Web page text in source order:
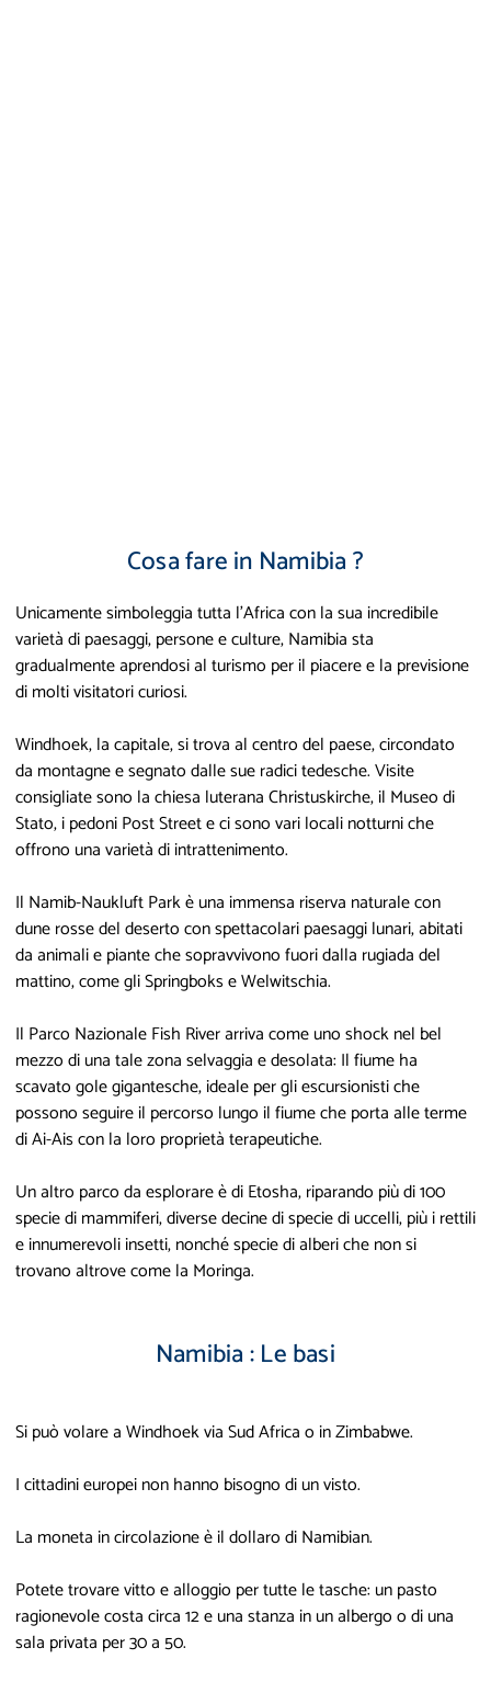
Cosa fare in Namibia ?
Unicamente simboleggia tutta l'Africa con la sua incredibile
varietà di paesaggi, persone e culture, Namibia sta
gradualmente aprendosi al turismo per il piacere e la previsione
di molti visitatori curiosi.
Windhoek, la capitale, si trova al centro del paese, circondato
da montagne e segnato dalle sue radici tedesche. Visite
consigliate sono la chiesa luterana Christuskirche, il Museo di
Stato, i pedoni Post Street e ci sono vari locali notturni che
offrono una varietà di intrattenimento.
Il Namib-Naukluft Park è una immensa riserva naturale con
dune rosse del deserto con spettacolari paesaggi lunari, abitati
da animali e piante che sopravvivono fuori dalla rugiada del
mattino, come gli Springboks e Welwitschia.
Il Parco Nazionale Fish River arriva come uno shock nel bel
mezzo di una tale zona selvaggia e desolata: Il fiume ha
scavato gole gigantesche, ideale per gli escursionisti che
possono seguire il percorso lungo il fiume che porta alle terme
di Ai-Ais con la loro proprietà terapeutiche.
Un altro parco da esplorare è di Etosha, riparando più di 100
specie di mammiferi, diverse decine di specie di uccelli, più i rettili
e innumerevoli insetti, nonché specie di alberi che non si
trovano altrove come la Moringa.
Namibia : Le basi
Si può volare a Windhoek via Sud Africa o in Zimbabwe.
I cittadini europei non hanno bisogno di un visto.
La moneta in circolazione è il dollaro di Namibian.
Potete trovare vitto e alloggio per tutte le tasche: un pasto
ragionevole costa circa 12 e una stanza in un albergo o di una
sala privata per 30 a 50.